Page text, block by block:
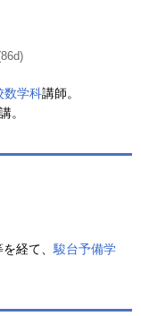
数学科講師。
。
経て、 駿台予備学